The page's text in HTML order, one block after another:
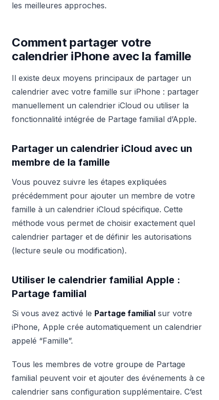
les meilleures approches.
Comment partager votre
calendrier iPhone avec la famille
Il existe deux moyens principaux de partager un
calendrier avec votre famille sur iPhone : partager
manuellement un calendrier iCloud ou utiliser la
fonctionnalité intégrée de Partage familial d’Apple.
Partager un calendrier iCloud avec un
membre de la famille
Vous pouvez suivre les étapes expliquées
précédemment pour ajouter un membre de votre
famille à un calendrier iCloud spécifique. Cette
méthode vous permet de choisir exactement quel
calendrier partager et de définir les autorisations
(lecture seule ou modification).
Utiliser le calendrier familial Apple :
Partage familial
Si vous avez activé le Partage familial sur votre
iPhone, Apple crée automatiquement un calendrier
appelé “Famille”.
Tous les membres de votre groupe de Partage
familial peuvent voir et ajouter des événements à ce
calendrier sans configuration supplémentaire. C’est